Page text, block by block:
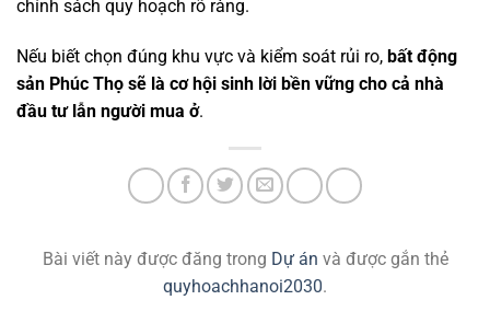
chính sách quy hoạch rõ ràng.
Nếu biết chọn đúng khu vực và kiểm soát rủi ro, bất động
sản Phúc Thọ sẽ là cơ hội sinh lời bền vững cho cả nhà
đầu tư lẫn người mua ở.
Bài viết này được đăng trong Dự án và được gắn thẻ
quyhoachhanoi2030.